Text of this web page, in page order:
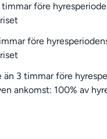
före
före
än 3 timmar före
ankomst: 100% av